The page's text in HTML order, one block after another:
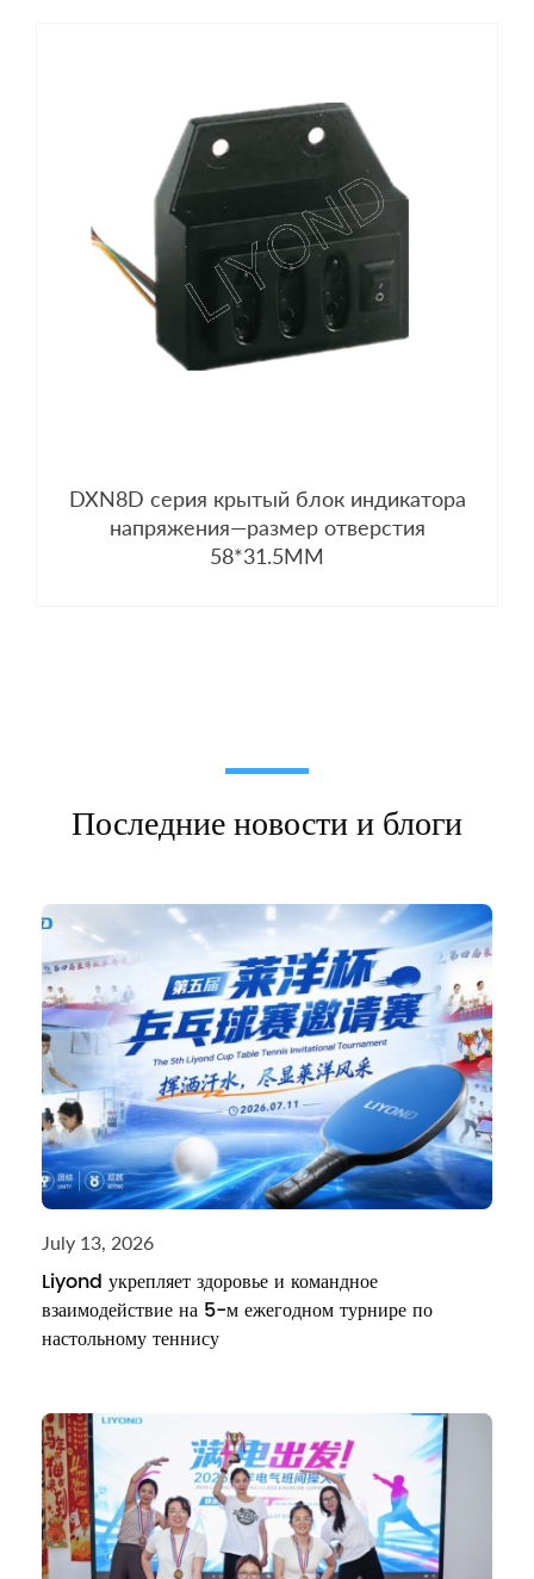
DXN8D серия крытый блок индикатора
напряжения—размер отверстия
58*31.5MM
Последние новости и блоги
July 13, 2026
Liyond укрепляет здоровье и командное
взаимодействие на 5-м ежегодном турнире по
настольному теннису